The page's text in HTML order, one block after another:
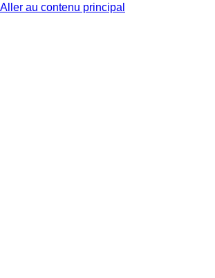
Aller au contenu principal